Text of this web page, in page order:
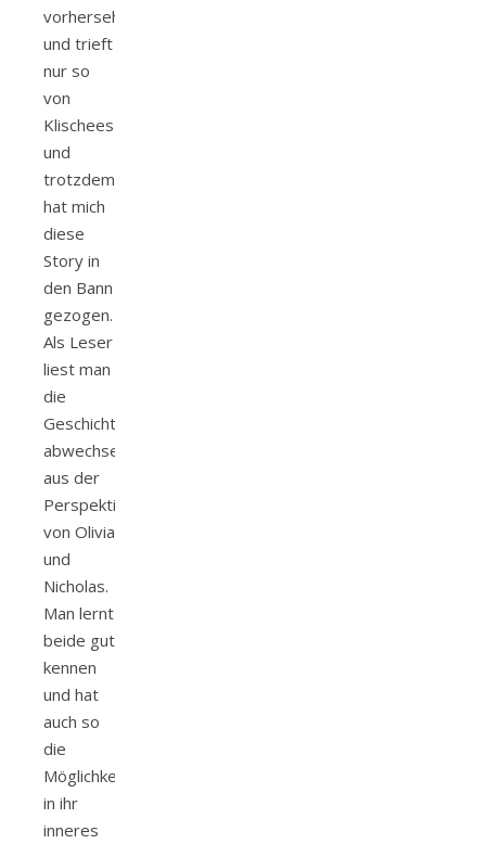
vorhersehbar
und trieft
nur so
von
Klischees
und
trotzdem
hat mich
diese
Story in
den Bann
gezogen.
Als Leser
liest man
die
Geschichte
abwechselnd
aus der
Perspektive
von Olivia
und
Nicholas.
Man lernt
beide gut
kennen
und hat
auch so
die
Möglichkeit,
in ihr
inneres